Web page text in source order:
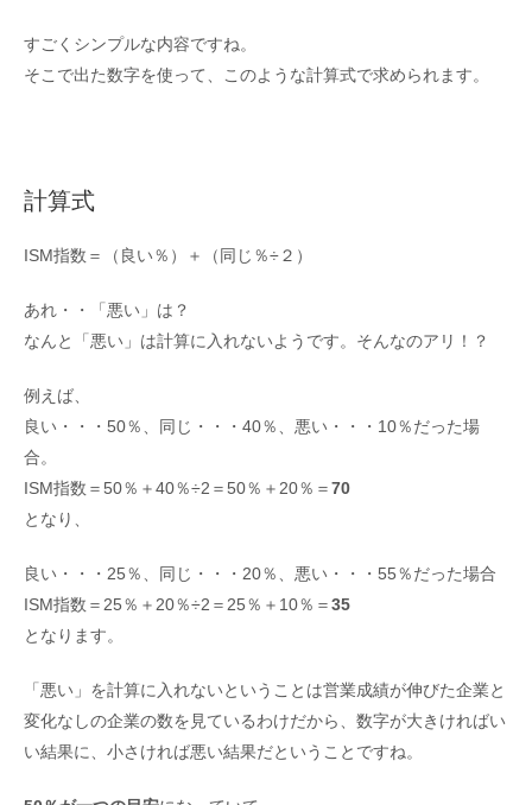
すごくシンプルな内容ですね。
そこで出た数字を使って、このような計算式で求められます。
計算式
ISM指数＝（良い％）＋（同じ％÷２）
あれ・・「悪い」は？
なんと「悪い」は計算に入れないようです。そんなのアリ！？
例えば、
良い・・・50％、同じ・・・40％、悪い・・・10％だった場
合。
ISM指数＝50％＋40％÷2＝50％＋20％＝70
となり、
良い・・・25％、同じ・・・20％、悪い・・・55％だった場合
ISM指数＝25％＋20％÷2＝25％＋10％＝35
となります。
「悪い」を計算に入れないということは営業成績が伸びた企業と
変化なしの企業の数を見ているわけだから、数字が大きければい
い結果に、小さければ悪い結果だということですね。